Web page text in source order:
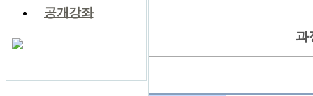
공개강좌
과